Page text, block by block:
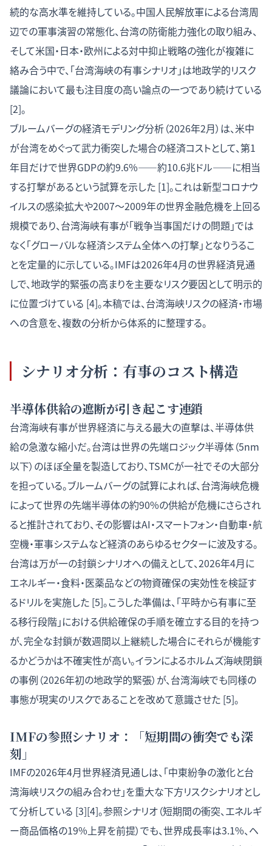
続的な高水準を維持している。中国人民解放軍による台湾周
辺での軍事演習の常態化、台湾の防衛能力強化の取り組み、
そして米国・日本・欧州による対中抑止戦略の強化が複雑に
絡み合う中で、「台湾海峡の有事シナリオ」は地政学的リスク
議論において最も注目度の高い論点の一つであり続けている
[2]。
ブルームバーグの経済モデリング分析（2026年2月）は、米中
が台湾をめぐって武力衝突した場合の経済コストとして、第1
年目だけで世界GDPの約9.6%——約10.6兆ドル——に相当
する打撃があるという試算を示した [1]。これは新型コロナウ
イルスの感染拡大や2007〜2009年の世界金融危機を上回る
規模であり、台湾海峡有事が「戦争当事国だけの問題」では
なく「グローバルな経済システム全体への打撃」となりうるこ
とを定量的に示している。IMFは2026年4月の世界経済見通
しで、地政学的緊張の高まりを主要なリスク要因として明示的
に位置づけている [4]。本稿では、台湾海峡リスクの経済・市場
への含意を、複数の分析から体系的に整理する。
シナリオ分析：有事のコスト構造
半導体供給の遮断が引き起こす連鎖
台湾海峡有事が世界経済に与える最大の直撃は、半導体供
給の急激な縮小だ。台湾は世界の先端ロジック半導体（5nm
以下）のほぼ全量を製造しており、TSMCが一社でその大部分
を担っている。ブルームバーグの試算によれば、台湾海峡危機
によって世界の先端半導体の約90%の供給が危機にさらされ
ると推計されており、その影響はAI・スマートフォン・自動車・航
空機・軍事システムなど経済のあらゆるセクターに波及する。
台湾は万が一の封鎖シナリオへの備えとして、2026年4月に
エネルギー・食料・医薬品などの物資確保の実効性を検証す
るドリルを実施した [5]。こうした準備は、「平時から有事に至
る移行段階」における供給確保の手順を確立する目的を持つ
が、完全な封鎖が数週間以上継続した場合にそれらが機能す
るかどうかは不確実性が高い。イランによるホルムズ海峡閉鎖
の事例（2026年初の地政学的緊張）が、台湾海峡でも同様の
事態が現実のリスクであることを改めて意識させた [5]。
IMFの参照シナリオ：「短期間の衝突でも深
刻」
IMFの2026年4月世界経済見通しは、「中東紛争の激化と台
湾海峡リスクの組み合わせ」を重大な下方リスクシナリオとし
て分析している [3][4]。参照シナリオ（短期間の衝突、エネルギ
ー商品価格の19%上昇を前提）でも、世界成長率は3.1%、ヘ